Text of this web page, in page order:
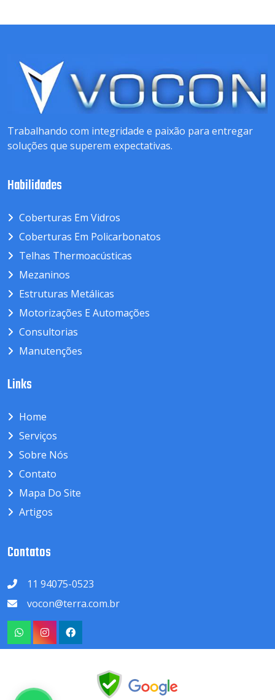
Trabalhando com integridade e paixão para entregar
soluções que superem expectativas.
Habilidades
Coberturas Em Vidros
Coberturas Em Policarbonatos
Telhas Thermoacústicas
Mezaninos
Estruturas Metálicas
Motorizações E Automações
Consultorias
Manutenções
Links
Home
Serviços
Sobre Nós
Contato
Mapa Do Site
Artigos
Contatos
11 94075-0523
vocon@terra.com.br